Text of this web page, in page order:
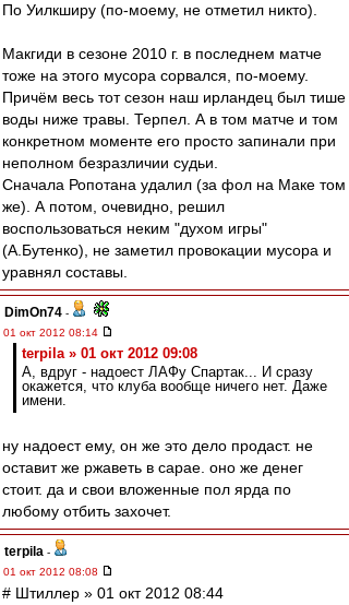
По Уилкширу (по-моему, не отметил никто).
Макгиди в сезоне 2010 г. в последнем матче
тоже на этого мусора сорвался, по-моему.
Причём весь тот сезон наш ирландец был тише
воды ниже травы. Терпел. А в том матче и том
конкретном моменте его просто запинали при
неполном безразличии судьи.
Сначала Ропотана удалил (за фол на Маке том
же). А потом, очевидно, решил
воспользоваться неким "духом игры"
(А.Бутенко), не заметил провокации мусора и
уравнял составы.
DimOn74 -
01 окт 2012 08:14
terpila » 01 окт 2012 09:08
А, вдруг - надоест ЛАФу Спартак... И сразу
окажется, что клуба вообще ничего нет. Даже
имени.
ну надоест ему, он же это дело продаст. не
оставит же ржаветь в сарае. оно же денег
стоит. да и свои вложенные пол ярда по
любому отбить захочет.
terpila -
01 окт 2012 08:08
# Штиллер » 01 окт 2012 08:44